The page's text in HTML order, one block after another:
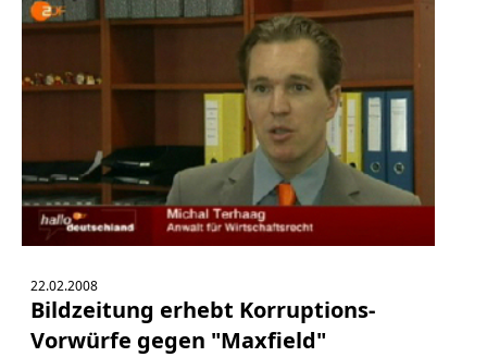
22.02.2008
Bildzeitung erhebt Korruptions-
Vorwürfe gegen "Maxfield"